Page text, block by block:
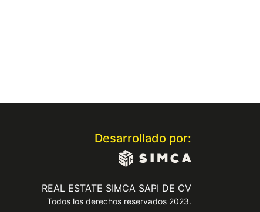
Desarrollado por:
REAL ESTATE SIMCA SAPI DE CV
Todos los derechos reservados 2023.